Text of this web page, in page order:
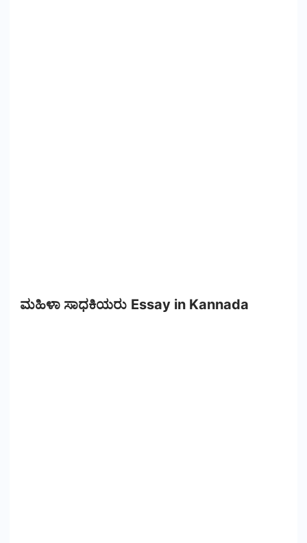
ಮಹಿಳಾ ಸಾಧಕಿಯರು Essay in Kannada